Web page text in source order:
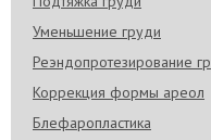
Уменьшение груди
Реэндопротезирование
Коррекция формы ареол
Блефаропластика